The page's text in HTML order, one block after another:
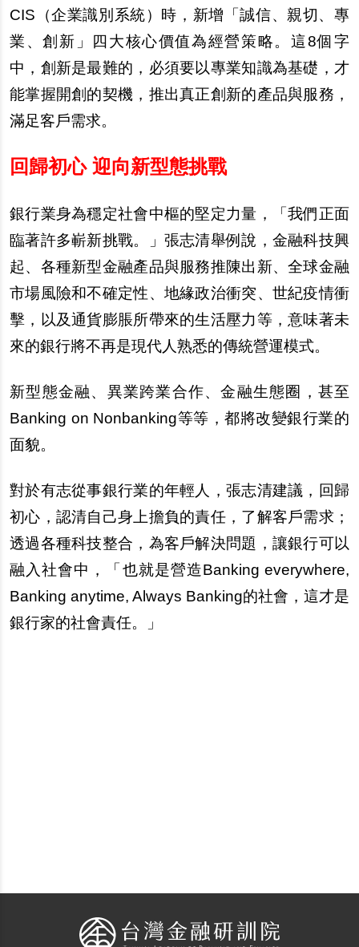
CIS（企業識別系統）時，新增「誠信、親切、專
業、創新」四大核心價值為經營策略。這8個字
中，創新是最難的，必須要以專業知識為基礎，才
能掌握開創的契機，推出真正創新的產品與服務，
滿足客戶需求。
回歸初心 迎向新型態挑戰
銀行業身為穩定社會中樞的堅定力量，「我們正面
臨著許多嶄新挑戰。」張志清舉例說，金融科技興
起、各種新型金融產品與服務推陳出新、全球金融
市場風險和不確定性、地緣政治衝突、世紀疫情衝
擊，以及通貨膨脹所帶來的生活壓力等，意味著未
來的銀行將不再是現代人熟悉的傳統營運模式。
新型態金融、異業跨業合作、金融生態圈，甚至
Banking on Nonbanking等等，都將改變銀行業的
面貌。
對於有志從事銀行業的年輕人，張志清建議，回歸
初心，認清自己身上擔負的責任，了解客戶需求；
透過各種科技整合，為客戶解決問題，讓銀行可以
融入社會中，「也就是營造Banking everywhere,
Banking anytime, Always Banking的社會，這才是
銀行家的社會責任。」